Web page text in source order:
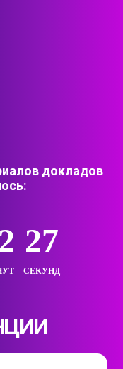
докладов
27
СЕКУНД